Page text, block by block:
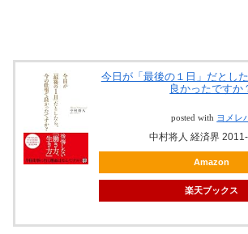
今日が「最後の１日」だとし
良かったですか
posted with ヨメレ
中村将人 経済界
Amazon
楽天ブックス